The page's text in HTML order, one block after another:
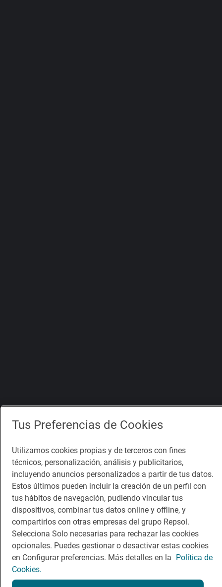
Tus Preferencias de Cookies
Utilizamos cookies propias y de terceros con fines
técnicos, personalización, análisis y publicitarios,
incluyendo anuncios personalizados a partir de tus datos.
Estos últimos pueden incluir la creación de un perfil con
tus hábitos de navegación, pudiendo vincular tus
dispositivos, combinar tus datos online y offline, y
compartirlos con otras empresas del grupo Repsol.
Selecciona Solo necesarias para rechazar las cookies
opcionales. Puedes gestionar o desactivar estas cookies
en Configurar preferencias. Más detalles en la Política de
Cookies.